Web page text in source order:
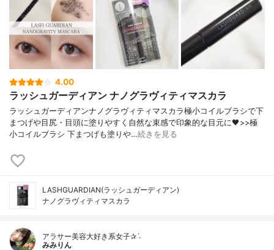
4.00
ラッシュガーディアン ナノグラヴィティマスカラ
ラッシュガーディアンナノグラヴィティマスカラ極小コイルブラシで下
まつげや目尻・目頭に塗りやすく自然な束感で印象的な目元に🖤>>極
小コイルブラシ 下まつげも塗りや…続きを見る
LASHGUARDIAN(ラッシュガーディアン)
ナノグラヴィティマスカラ
アラサー美容大好き系女子✰ˊ˗
みみりん